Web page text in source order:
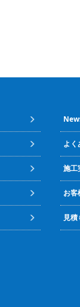
よく
施工
お客
見